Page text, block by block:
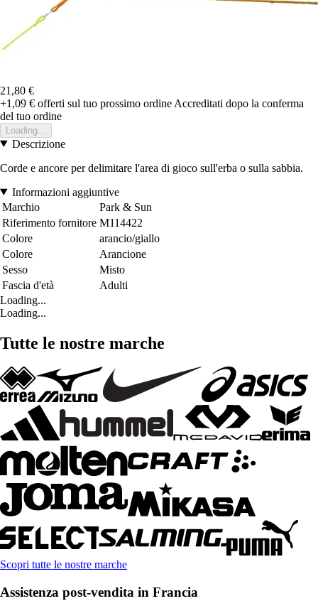
21,80 €
+1,09 € offerti sul tuo prossimo ordine Accreditati dopo la conferma
del tuo ordine
Loading...
Descrizione
Corde e ancore per delimitare l'area di gioco sull'erba o sulla sabbia.
Informazioni aggiuntive
Marchio
Park & Sun
Riferimento fornitore M114422
Colore
arancio/giallo
Colore
Arancione
Sesso
Misto
Fascia d'età
Adulti
Loading...
Loading...
Tutte le nostre marche
Scopri tutte le nostre marche
Assistenza post-vendita in Francia